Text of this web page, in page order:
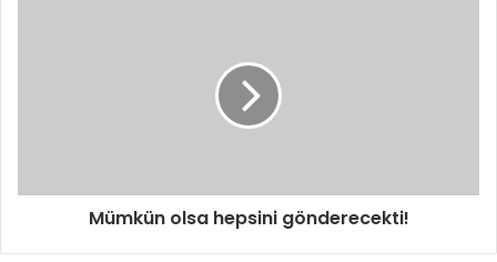
Mümkün olsa hepsini gönderecekti!